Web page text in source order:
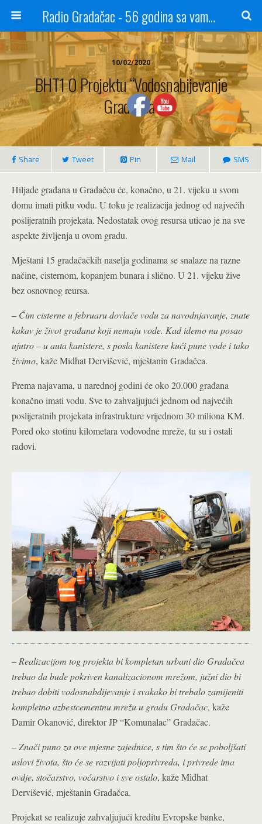
Radio Gradačac - 56 godina sa vama...
10/02/2020
BHT1 O Projektu “Vodosnabijevanje
Gradačca”
Share Tweet Pin Mail SMS
Hiljade građana u Gradačcu će, konačno, u 21. vijeku u svom
domu imati pitku vodu. U toku je realizacija jednog od najvećih
poslijeratnih projekata. Nedostatak ovog resursa uticao je na sve
aspekte življenja u ovom gradu.
Mještani 15 gradačačkih naselja godinama se snalaze na razne
načine, cisternom, kopanjem bunara i slično. U 21. vijeku žive
bez osnovnog reursa.
– Čim cisterne u februaru dovlače vodu za navodnjavanje, znate
kakav je život građana koji nemaju vode. Kad idemo na posao
ujutro – u auta kanistere, s posla kanistere kući pune vode i tako
živimo, kaže Midhat Dervišević, mještanin Gradačca.
Prema najavama, u narednoj godini će oko 20.000 građana
konačno imati vodu. Sve to zahvaljujući jednom od najvećih
poslijeratnih projekata infrastrukture vrijednom 30 miliona KM.
Pored oko stotinu kilometara vodovodne mreže, tu su i ostali
radovi.
–Realizacijom tog projekta bi kompletan urbani dio Gradačca
trebao da bude pokriven kanalizacionom mrežom, južni dio bi
trebao dobiti vodosnabdijevanje i svakako bi trebalo zamijeniti
kompletno azbestcementnu mrežu u gradu Gradačac, kaže
Damir Okanović, direktor JP “Komunalac” Gradačac.
–Znači puno za ove mjesne zajednice, s tim što će se poboljšati
uslovi života, što će se razvijati poljoprivreda, i privrede ima
ovdje, stočarstvo, voćarstvo i sve ostalo, kaže Midhat
Dervišević, mještanin Gradačca.
Projekat se realizuje zahvaljujući kreditu Evropske banke,